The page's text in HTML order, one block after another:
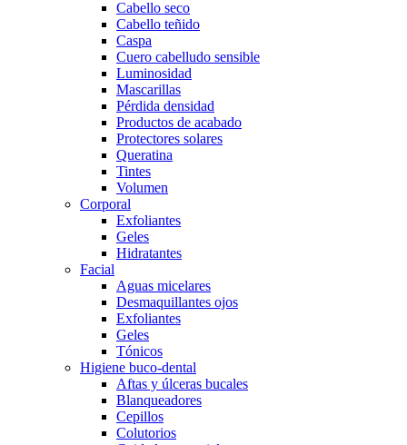
Cabello seco
Cabello teñido
Caspa
Cuero cabelludo sensible
Luminosidad
Mascarillas
Pérdida densidad
Productos de acabado
Protectores solares
Queratina
Tintes
Volumen
Corporal
Exfoliantes
Geles
Hidratantes
Facial
Aguas micelares
Desmaquillantes ojos
Exfoliantes
Geles
Tónicos
Higiene buco-dental
Aftas y úlceras bucales
Blanqueadores
Cepillos
Colutorios